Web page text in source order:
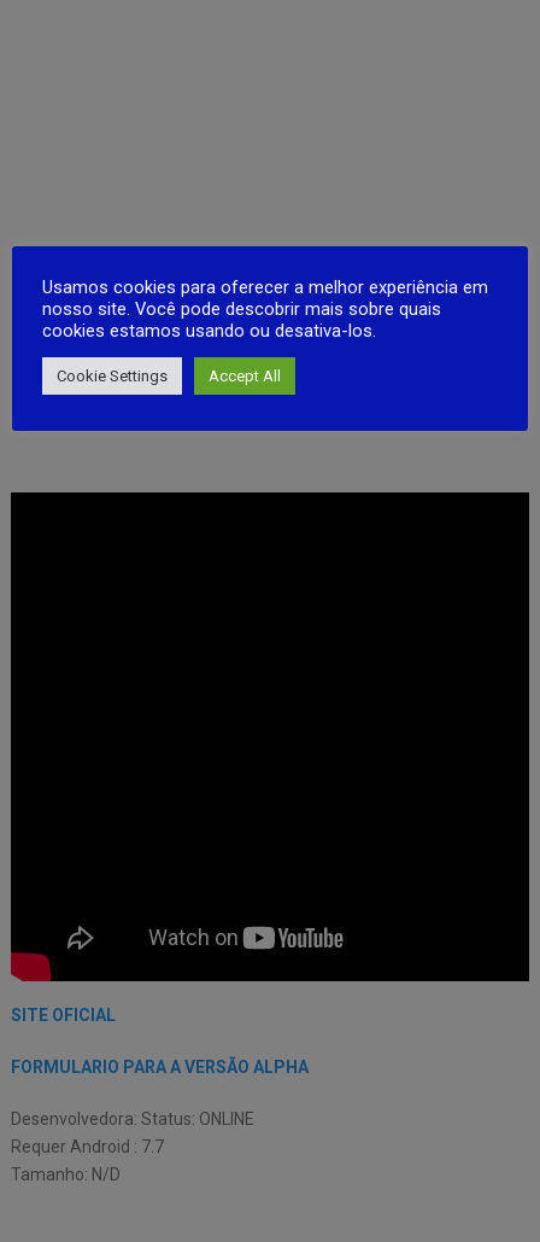
SITE OFICIAL
FORMULARIO PARA A VERSÃO ALPHA
Desenvolvedora: Status: ONLINE
Requer Android : 7.7
Tamanho: N/D
Usamos cookies para oferecer a melhor experiência em
nosso site. Você pode descobrir mais sobre quais
cookies estamos usando ou desativa-los.
Cookie Settings Accept All